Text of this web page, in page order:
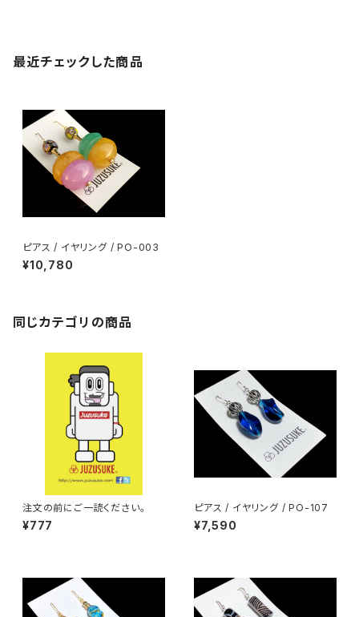
最近チェックした商品
ピアス / イヤリング / PO-003
¥10,780
同じカテゴリの商品
注文の前にご一読ください。
¥777
ピアス / イヤリング / PO-107
¥7,590